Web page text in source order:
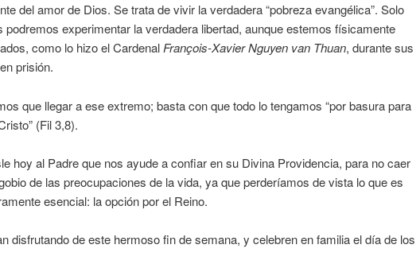
del amor de Dios. Se trata de vivir la verdadera “pobreza evangélica”. Solo
podremos experimentar la verdadera libertad, aunque estemos físicamente
como lo hizo el CardenalFrançois-Xavier Nguyen van Thuan, durante sus
prisión.
que llegar a ese extremo; basta con que todo lo tengamos “por basura para
(Fil 3,8).
hoy al Padre que nos ayude a confiar en su Divina Providencia, para no caer
de las preocupaciones de la vida, ya que perderíamos de vista lo que es
esencial: la opción por el Reino.
disfrutando de este hermoso fin de semana, y celebren en familia el día de los